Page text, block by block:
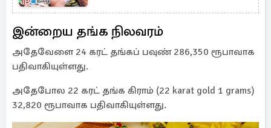
இன்றைய தங்க நிலவரம்
அதேவேளை 24 கரட் தங்கப் பவுண் 286,350 ரூபாவாக
பதிவாகியுள்ளது.
அதேபோல 22 கரட் தங்க கிராம் (22 karat gold 1 grams)
32,820 ரூபாவாக பதிவாகியுள்ளது.